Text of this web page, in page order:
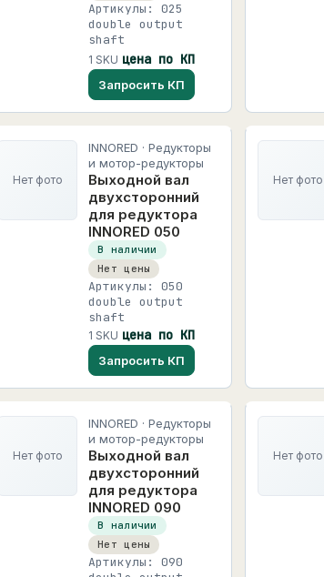
Артикулы: 025
double output
shaft
1 SKU цена по КП
Запросить КП
Нет фото
INNORED · Редукторы
и мотор-редукторы
Выходной вал
двухсторонний
для редуктора
INNORED 050
В наличии
Нет цены
Артикулы: 050
double output
shaft
1 SKU цена по КП
Запросить КП
Нет фото
Нет фото
INNORED · Редукторы
и мотор-редукторы
Выходной вал
двухсторонний
для редуктора
INNORED 090
В наличии
Нет цены
Артикулы: 090
Нет фото